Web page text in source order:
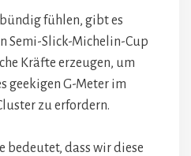
fühlen, gibt es
Semi-Slick-Michelin-Cup
Kräfte erzeugen, um
geekigen G-Meter im
zu erfordern.
bedeutet, dass wir diese